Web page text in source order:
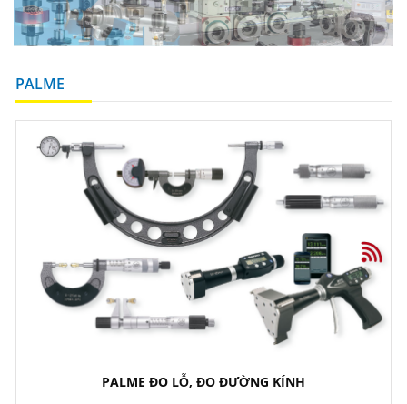
PALME
PALME ĐO LỖ, ĐO ĐƯỜNG KÍNH